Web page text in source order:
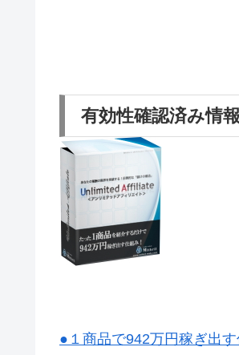
有効性確認済み情
●１商品で942万円稼ぎ出